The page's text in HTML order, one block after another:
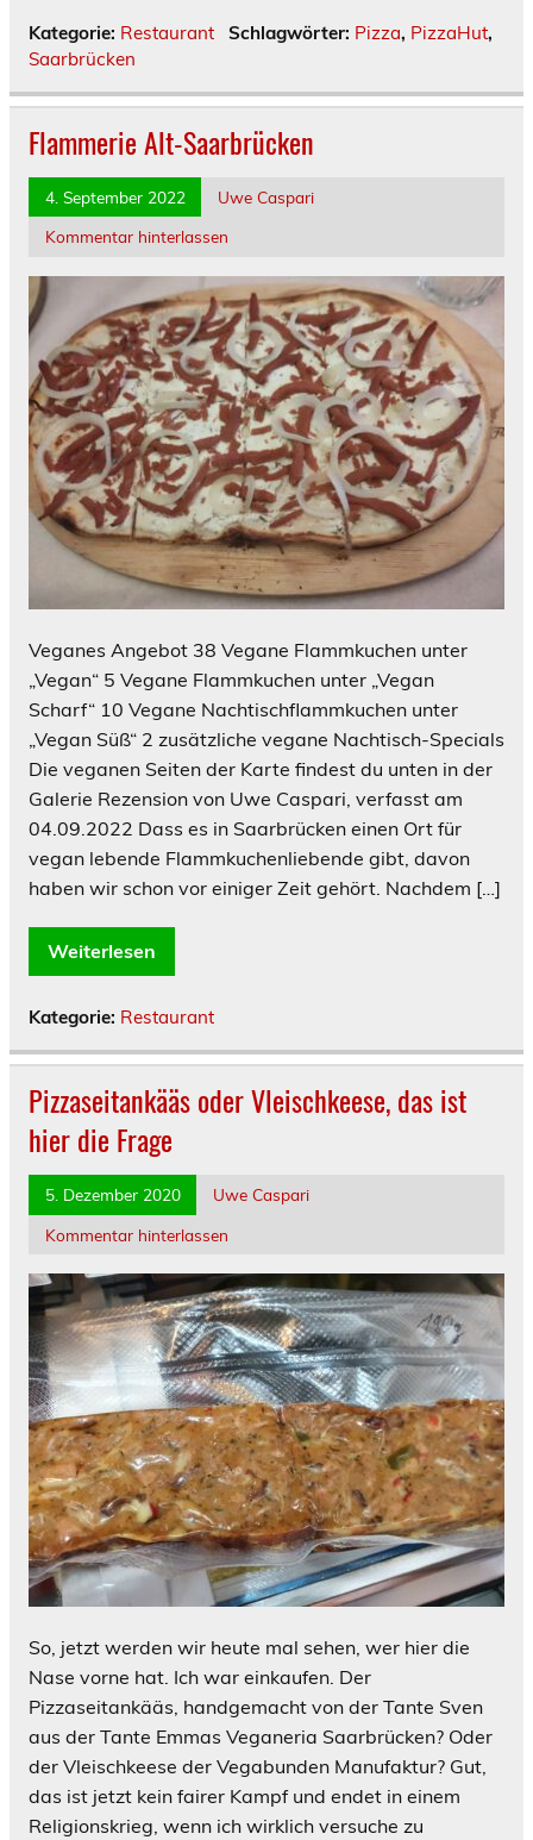
Kategorie: Restaurant Schlagwörter: Pizza, PizzaHut,
Saarbrücken
Flammerie Alt-Saarbrücken
4. September 2022
Uwe Caspari
Kommentar hinterlassen
Veganes Angebot 38 Vegane Flammkuchen unter
„Vegan“ 5 Vegane Flammkuchen unter „Vegan
Scharf“ 10 Vegane Nachtischflammkuchen unter
„Vegan Süß“ 2 zusätzliche vegane Nachtisch-Specials
Die veganen Seiten der Karte findest du unten in der
Galerie Rezension von Uwe Caspari, verfasst am
04.09.2022 Dass es in Saarbrücken einen Ort für
vegan lebende Flammkuchenliebende gibt, davon
haben wir schon vor einiger Zeit gehört. Nachdem […]
Weiterlesen
Kategorie: Restaurant
Pizzaseitankääs oder Vleischkeese, das ist
hier die Frage
5. Dezember 2020
Uwe Caspari
Kommentar hinterlassen
So, jetzt werden wir heute mal sehen, wer hier die
Nase vorne hat. Ich war einkaufen. Der
Pizzaseitankääs, handgemacht von der Tante Sven
aus der Tante Emmas Veganeria Saarbrücken? Oder
der Vleischkeese der Vegabunden Manufaktur? Gut,
das ist jetzt kein fairer Kampf und endet in einem
Religionskrieg, wenn ich wirklich versuche zu